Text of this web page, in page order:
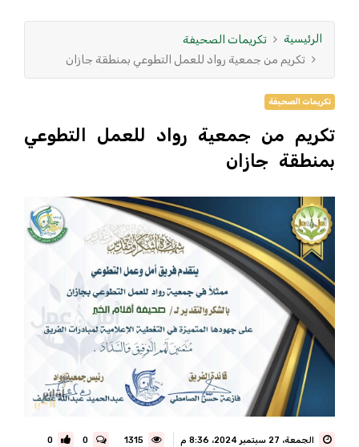
الرئيسية
تكريمات الصحيفة
تكريم من جمعية رواد للعمل التطوعي بمنطقة جازان
تكريمات الصحيفة
تكريم من جمعية رواد للعمل التطوعي
بمنطقة جازان
الجمعة، 27 سبتمبر 2024، 8:36 م 0
0